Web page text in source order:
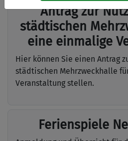
Antrag zur
städtischen
eine einmalige
Hier können Sie einen Antrag
städtischen Mehrzweckhalle
Veranstaltung stellen.
Ferienspiele